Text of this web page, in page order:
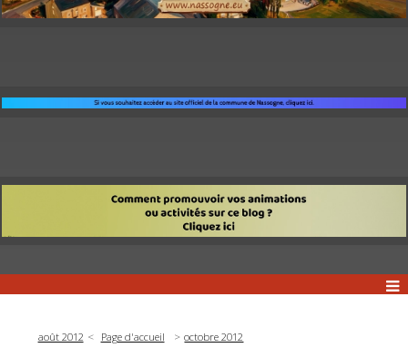
août 2012 Page d'accueil octobre 2012